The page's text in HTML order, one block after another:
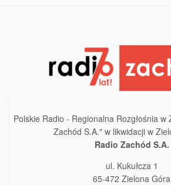
Polskie Radio - Regionalna Rozgłośnia
Zachód S.A." w likwidacji w
Radio Zachód S.A.
ul. Kukułcza 1
65-472 Zielona Góra